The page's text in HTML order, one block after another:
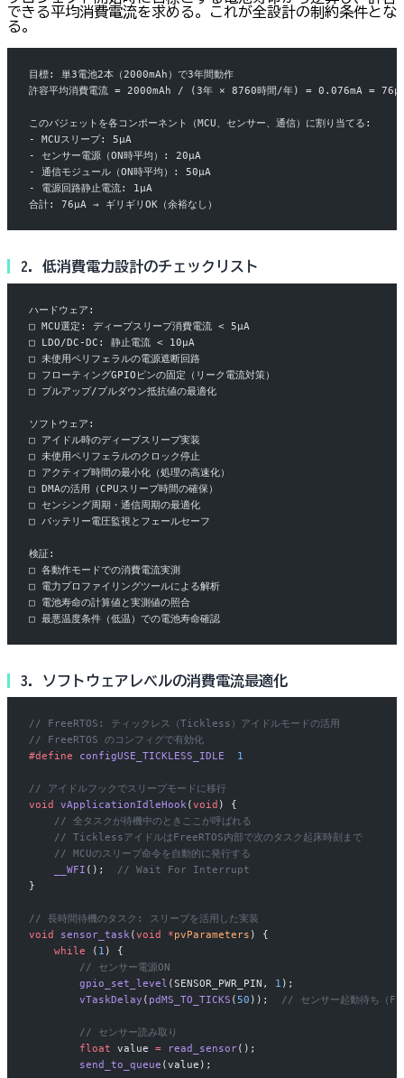
できる平均消費電流を求める。これが全設計の制約条件とな
る。
目標: 単3電池2本（2000mAh）で3年間動作
許容平均消費電流 = 2000mAh / (3年 × 8760時間/年) = 0.076mA =
このバジェットを各コンポーネント（MCU、センサー、通信）に割り当てる:
- MCUスリープ: 5µA
- センサー電源（ON時平均）: 20µA
- 通信モジュール（ON時平均）: 50µA
- 電源回路静止電流: 1µA
合計: 76µA → ギリギリOK（余裕なし）
2. 低消費電力設計のチェックリスト
ハードウェア:
□ MCU選定: ディープスリープ消費電流 < 5µA
□ LDO/DC-DC: 静止電流 < 10µA
□ 未使用ペリフェラルの電源遮断回路
□ フローティングGPIOピンの固定（リーク電流対策）
□ プルアップ/プルダウン抵抗値の最適化
ソフトウェア:
□ アイドル時のディープスリープ実装
□ 未使用ペリフェラルのクロック停止
□ アクティブ時間の最小化（処理の高速化）
□ DMAの活用（CPUスリープ時間の確保）
□ センシング周期・通信周期の最適化
□ バッテリー電圧監視とフェールセーフ
検証:
□ 各動作モードでの消費電流実測
□ 電力プロファイリングツールによる解析
□ 電池寿命の計算値と実測値の照合
□ 最悪温度条件（低温）での電池寿命確認
3. ソフトウェアレベルの消費電流最適化
// FreeRTOS: ティックレス（Tickless）アイドルモードの活用
// FreeRTOS のコンフィグで有効化
#define configUSE_TICKLESS_IDLE
  1
// アイドルフックでスリープモードに移行
void
vApplicationIdleHook (void ) {
    // 全タスクが待機中のときここが呼ばれる
    // TicklessアイドルはFreeRTOS内部で次のタスク起床時刻まで
    // MCUのスリープ命令を自動的に発行する
    __WFI
();
  // Wait For Interrupt
}
// 長時間待機のタスク: スリープを活用した実装
void
sensor_task (void *pvParameters ) {
    while
( 1 ) {
        // センサー電源ON
        gpio_set_level
(SENSOR_PWR_PIN, 1 );
        vTaskDelay
( pdMS_TO_TICKS ( 50 ));
// センサー起動待ち（
        // センサー読み取り
        float
value = read_sensor();
        send_to_queue
(value);